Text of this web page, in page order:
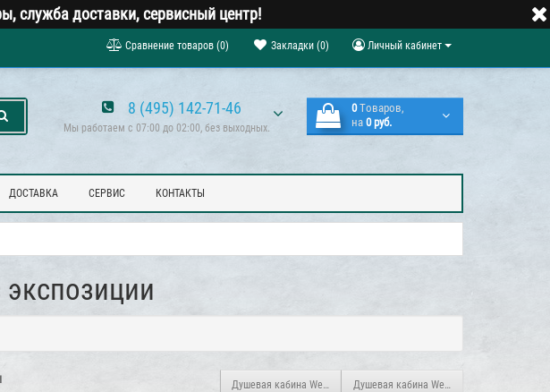
служба доставки, сервисный центр!
Личный кабинет
Закладки (0)
Сравнение товаров (0)
8 (495) 142-71-46
Мы работаем с 07:00 до 02:00, без выходных.
0 Tоваров,
на 0 руб.
ДОСТАВКА СЕРВИС КОНТАКТЫ
Душевая кабина WeltWasser MAINE-1 L 120/90Душевая кабина WeltWasser MAINE - L